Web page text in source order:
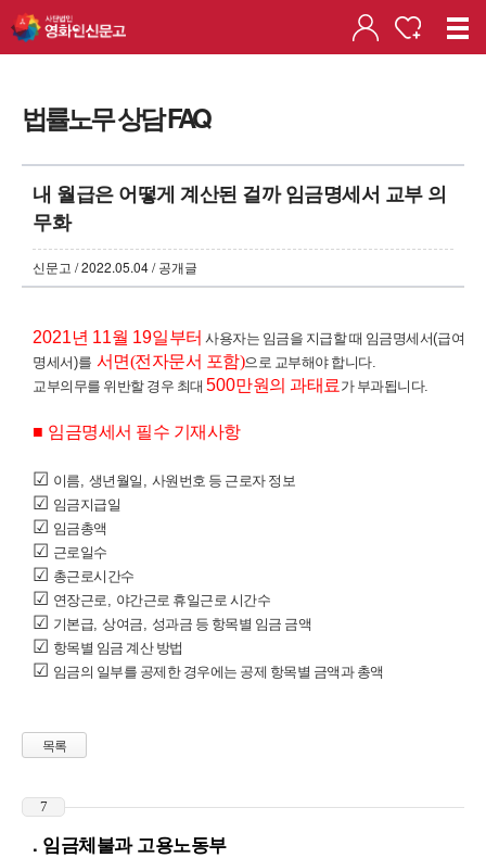
법률노무 상담 FAQ
내 월급은 어떻게 계산된 걸까 임금명세서 교부 의
무화
신문고 / 2022.05.04 / 공개글
2021년 11월 19일부터 사용자는 임금을 지급할 때 임금명세서(급여
명세서)를 서면(전자문서 포함)으로 교부해야 합니다.
교부의무를 위반할 경우 최대 500만원의 과태료 가 부과됩니다.
■ 임금명세서 필수 기재사항
☑ 이름, 생년월일 , 사원번호 등 근로자 정보
☑ 임금지급일
☑ 임금총액
☑ 근로일수
☑ 총근로시간수
☑ 연장근로, 야간근로 휴일근로 시간수
☑ 기본급, 상여금, 성과금 등 항목별 임금 금액
☑ 항목별 임금 계산 방법
☑ 임금의 일부를 공제한 경우에는 공제 항목별 금액과 총액
목록
7
. 임금체불과 고용노동부